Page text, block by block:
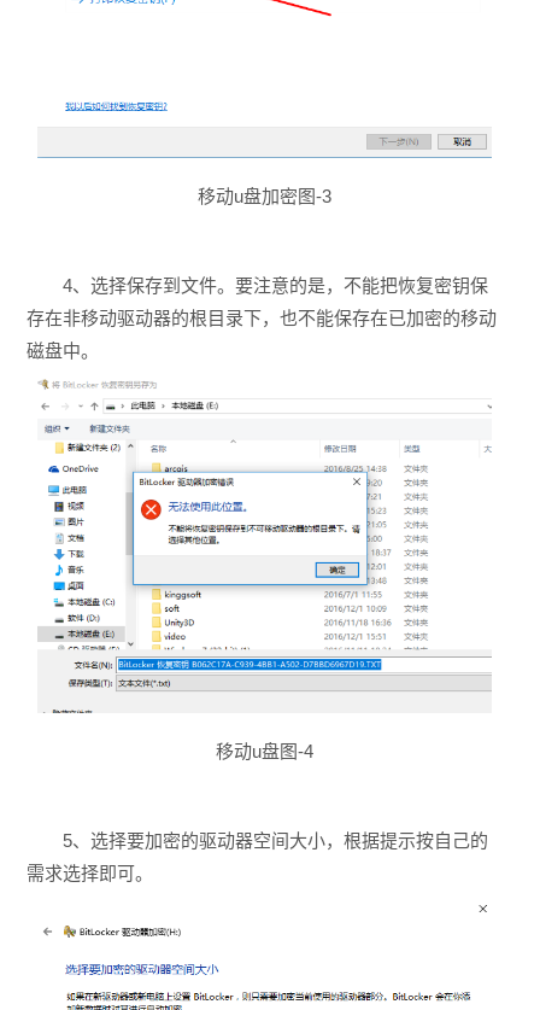
移动u盘加密图-3
4、选择保存到文件。要注意的是，不能把恢复密钥保
存在非移动驱动器的根目录下，也不能保存在已加密的移动
磁盘中。
移动u盘图-4
5、选择要加密的驱动器空间大小，根据提示按自己的
需求选择即可。